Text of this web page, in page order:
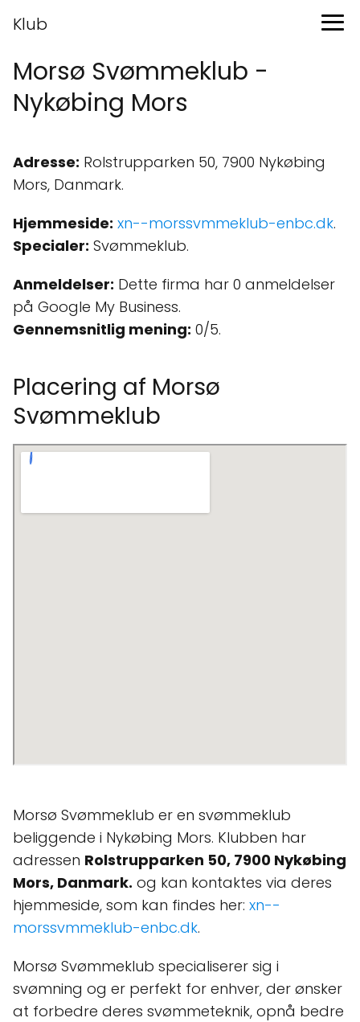
Klub
Morsø Svømmeklub -
Nykøbing Mors
Adresse: Rolstrupparken 50, 7900 Nykøbing
Mors, Danmark.
Hjemmeside: xn--morssvmmeklub-enbc.dk.
Specialer: Svømmeklub.
Anmeldelser: Dette firma har 0 anmeldelser
på Google My Business.
Gennemsnitlig mening: 0/5.
Placering af Morsø
Svømmeklub
Morsø Svømmeklub er en svømmeklub
beliggende i Nykøbing Mors. Klubben har
adressen Rolstrupparken 50, 7900 Nykøbing
Mors, Danmark. og kan kontaktes via deres
hjemmeside, som kan findes her: xn--
morssvmmeklub-enbc.dk.
Morsø Svømmeklub specialiserer sig i
svømning og er perfekt for enhver, der ønsker
at forbedre deres svømmeteknik, opnå bedre